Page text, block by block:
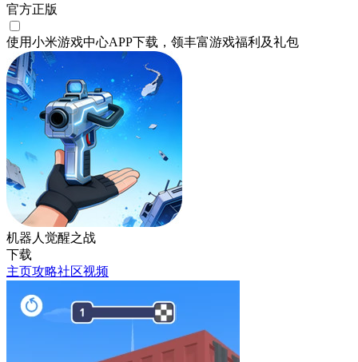
官方正版
使用小米游戏中心APP下载 ，领丰富游戏福利 及礼包
机器人觉醒之战
下载
主页攻略社区视频